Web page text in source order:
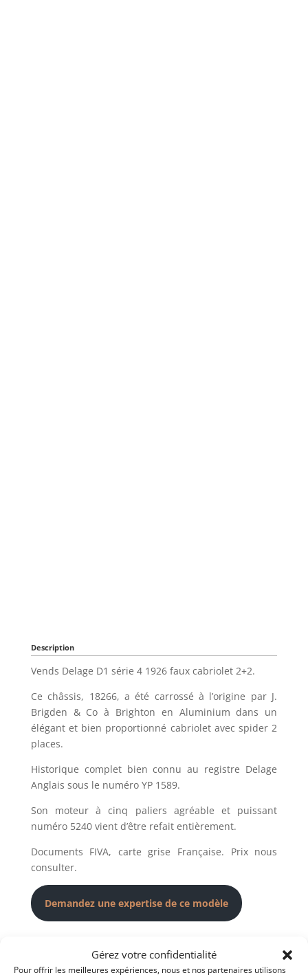
Gérez votre confidentialité
Pour offrir les meilleures expériences, nous et nos partenaires utilisons
Description
Vends Delage D1 série 4 1926 faux cabriolet 2+2.
Ce châssis, 18266, a été carrossé à l’origine par J.
Brigden & Co à Brighton en Aluminium dans un
élégant et bien proportionné cabriolet avec spider 2
places.
Historique complet bien connu au registre Delage
Anglais sous le numéro YP 1589.
Son moteur à cinq paliers agréable et puissant
numéro 5240 vient d’être refait entièrement.
Documents FIVA, carte grise Française. Prix nous
consulter.
Demandez une expertise de ce modèle
Partager cette annonce